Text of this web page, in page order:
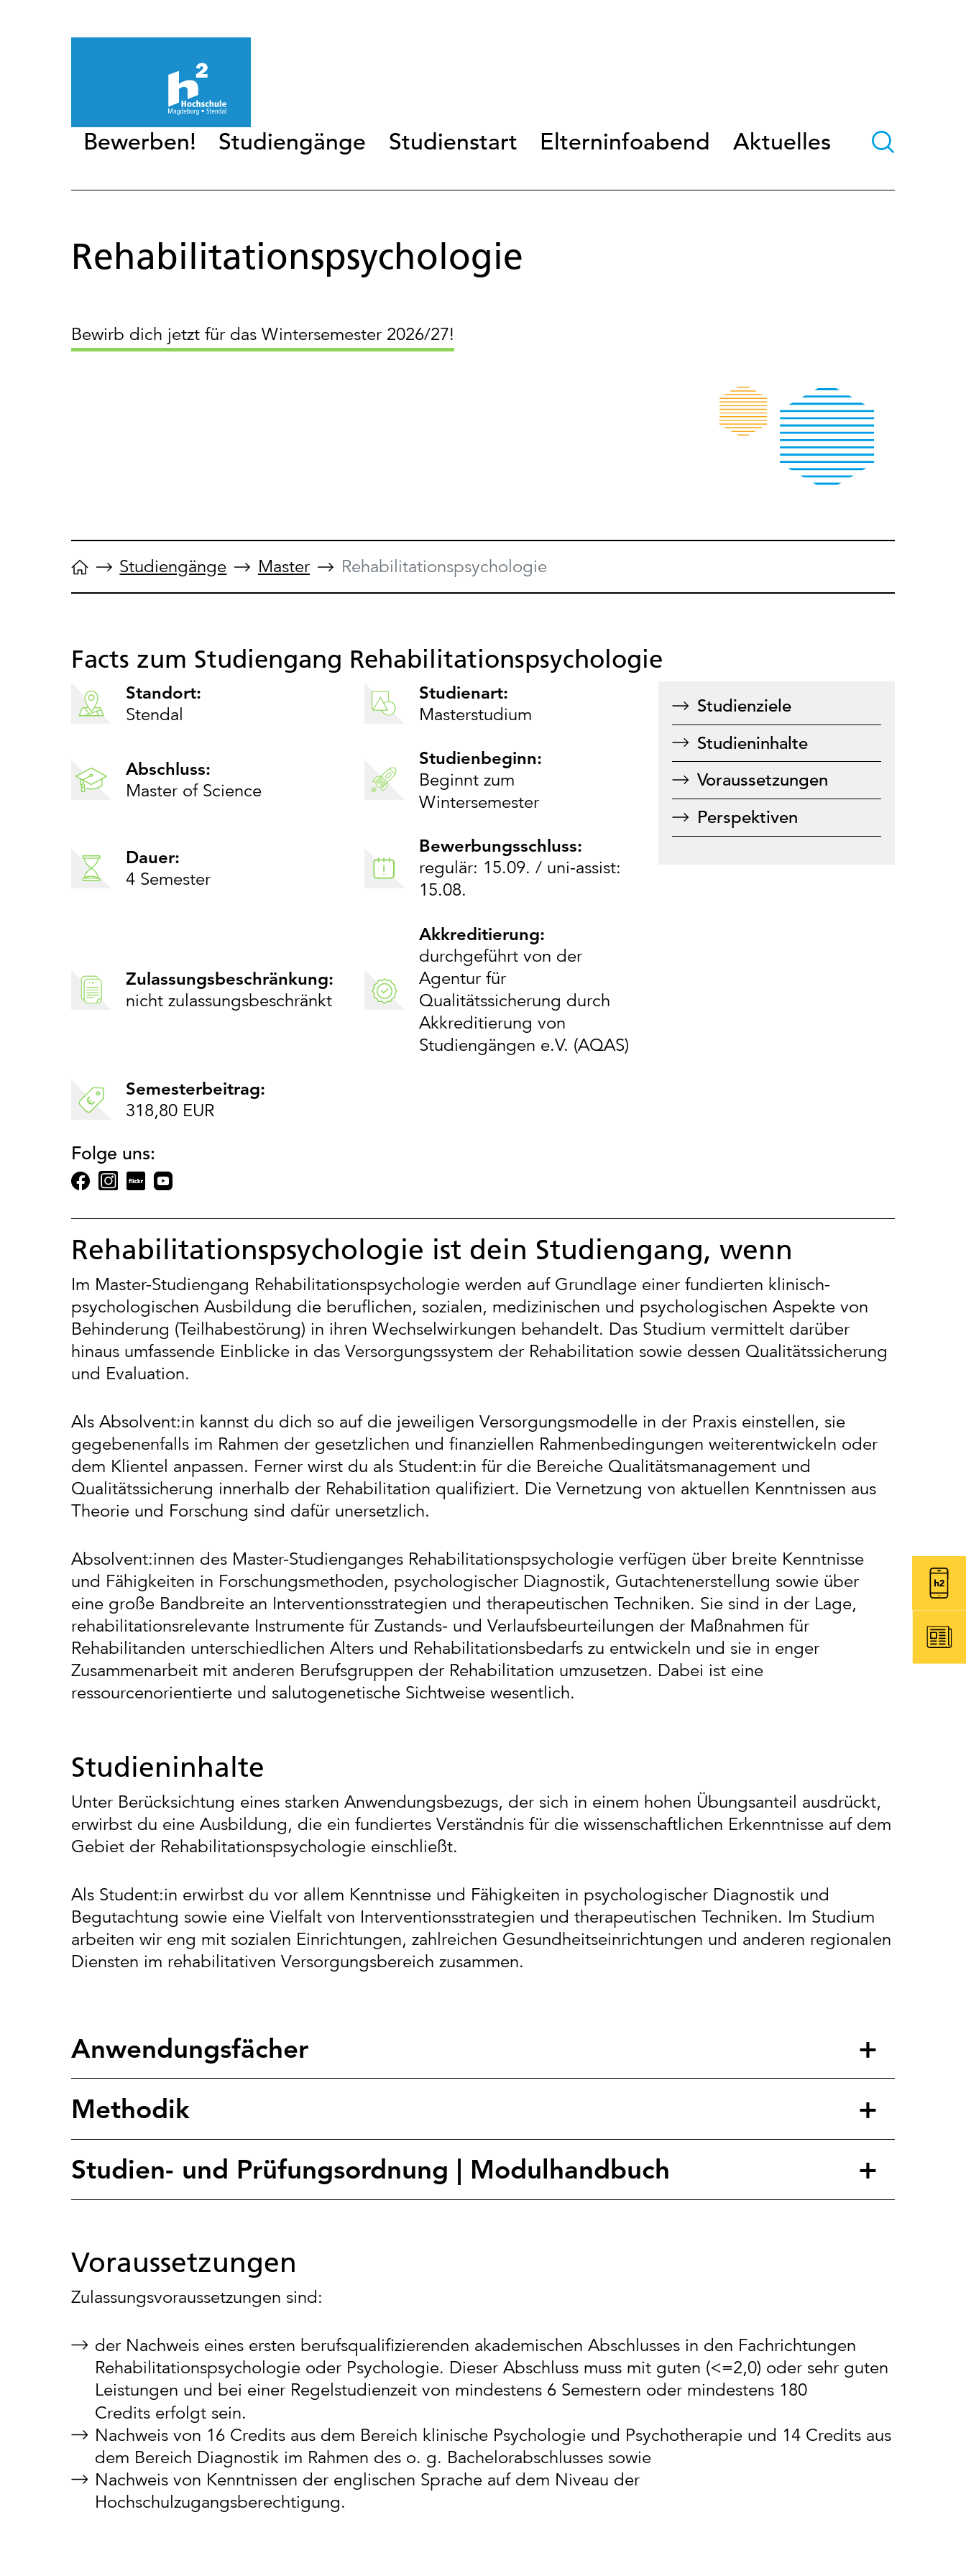
Bewerben! Studiengänge Studienstart Elterninfoabend Aktuelles
Rehabilitationspsychologie
Bewirb dich jetzt für das Wintersemester 2026/27!
Studiengänge Master Rehabilitationspsychologie
Facts zum Studiengang Rehabilitationspsychologie
Standort:
Stendal
Studienart:
Masterstudium
Abschluss:
Master of Science
Studienbeginn:
Beginnt zum
Wintersemester
Dauer:
4 Semester
Bewerbungsschluss:
regulär: 15.09. / uni-assist:
15.08.
Zulassungsbeschränkung:
nicht zulassungsbeschränkt
Akkreditierung:
durchgeführt von der
Agentur für
Qualitätssicherung durch
Akkreditierung von
Studiengängen e.V. (AQAS)
Semesterbeitrag:
318,80 EUR
Folge uns:
Studienziele
Studieninhalte
Voraussetzungen
Perspektiven
Rehabilitationspsychologie ist dein Studiengang, wenn
Im Master-Studiengang Rehabilitationspsychologie werden auf Grundlage einer fundierten klinisch-
psychologischen Ausbildung die beruflichen, sozialen, medizinischen und psychologischen Aspekte von
Behinderung (Teilhabestörung) in ihren Wechselwirkungen behandelt. Das Studium vermittelt darüber
hinaus umfassende Einblicke in das Versorgungssystem der Rehabilitation sowie dessen Qualitätssicherung
und Evaluation.
Als Absolvent:in kannst du dich so auf die jeweiligen Versorgungsmodelle in der Praxis einstellen, sie
gegebenenfalls im Rahmen der gesetzlichen und finanziellen Rahmenbedingungen weiterentwickeln oder
dem Klientel anpassen. Ferner wirst du als Student:in für die Bereiche Qualitätsmanagement und
Qualitätssicherung innerhalb der Rehabilitation qualifiziert. Die Vernetzung von aktuellen Kenntnissen aus
Theorie und Forschung sind dafür unersetzlich.
Absolvent:innen des Master-Studienganges Rehabilitationspsychologie verfügen über breite Kenntnisse
und Fähigkeiten in Forschungsmethoden, psychologischer Diagnostik, Gutachtenerstellung sowie über
eine große Bandbreite an Interventionsstrategien und therapeutischen Techniken. Sie sind in der Lage,
rehabilitationsrelevante Instrumente für Zustands- und Verlaufsbeurteilungen der Maßnahmen für
Rehabilitanden unterschiedlichen Alters und Rehabilitationsbedarfs zu entwickeln und sie in enger
Zusammenarbeit mit anderen Berufsgruppen der Rehabilitation umzusetzen. Dabei ist eine
ressourcenorientierte und salutogenetische Sichtweise wesentlich.
Studieninhalte
Unter Berücksichtung eines starken Anwendungsbezugs, der sich in einem hohen Übungsanteil ausdrückt,
erwirbst du eine Ausbildung, die ein fundiertes Verständnis für die wissenschaftlichen Erkenntnisse auf dem
Gebiet der Rehabilitationspsychologie einschließt.
Als Student:in erwirbst du vor allem Kenntnisse und Fähigkeiten in psychologischer Diagnostik und
Begutachtung sowie eine Vielfalt von Interventionsstrategien und therapeutischen Techniken. Im Studium
arbeiten wir eng mit sozialen Einrichtungen, zahlreichen Gesundheitseinrichtungen und anderen regionalen
Diensten im rehabilitativen Versorgungsbereich zusammen.
Anwendungsfächer
Methodik
Studien- und Prüfungsordnung | Modulhandbuch
Voraussetzungen
Zulassungsvoraussetzungen sind:
der Nachweis eines ersten berufsqualifizierenden akademischen Abschlusses in den Fachrichtungen
Rehabilitationspsychologie oder Psychologie. Dieser Abschluss muss mit guten (<=2,0) oder sehr guten
Leistungen und bei einer Regelstudienzeit von mindestens 6 Semestern oder mindestens 180
Credits erfolgt sein.
Nachweis von 16 Credits aus dem Bereich klinische Psychologie und Psychotherapie und 14 Credits aus
dem Bereich Diagnostik im Rahmen des o. g. Bachelorabschlusses sowie
Nachweis von Kenntnissen der englischen Sprache auf dem Niveau der
Hochschulzugangsberechtigung.